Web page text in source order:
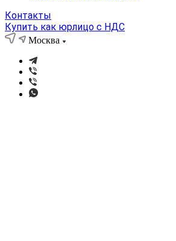
Контакты
Купить как юрлицо с НДС
Москва